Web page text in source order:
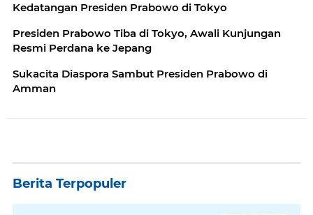
Kedatangan Presiden Prabowo di Tokyo
Presiden Prabowo Tiba di Tokyo, Awali Kunjungan
Resmi Perdana ke Jepang
Sukacita Diaspora Sambut Presiden Prabowo di
Amman
Berita Terpopuler